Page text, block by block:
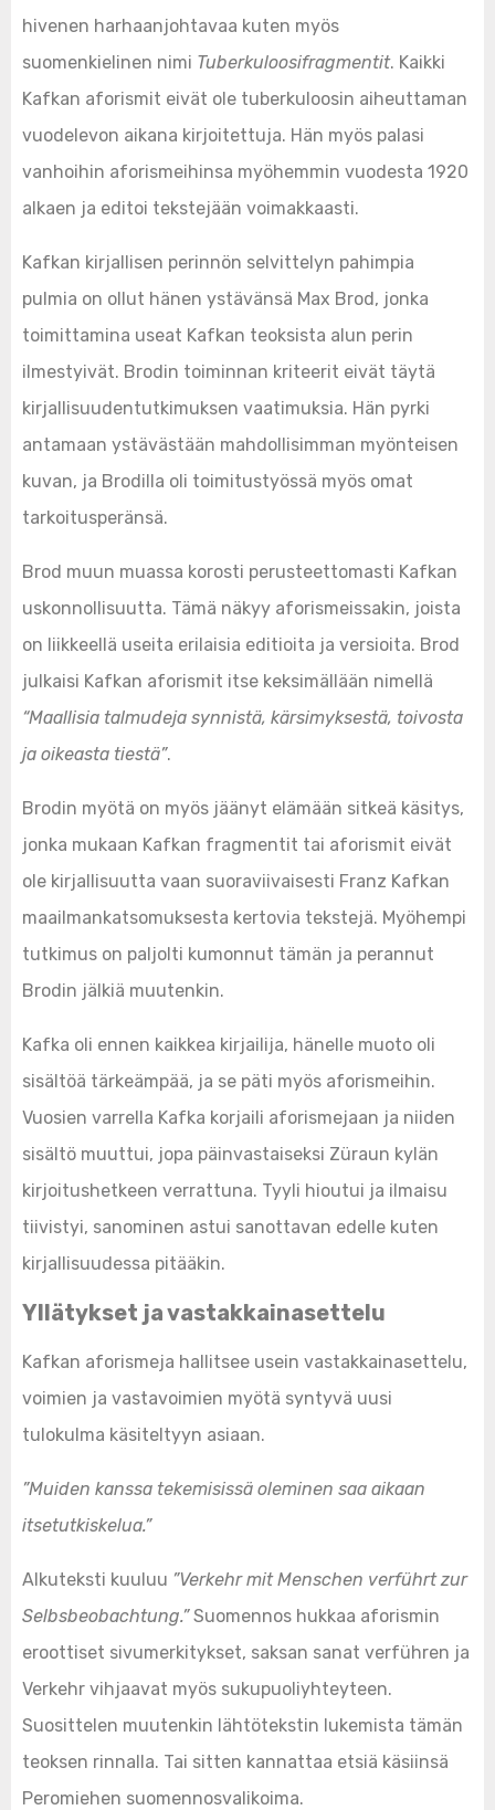
hivenen harhaanjohtavaa kuten myös
suomenkielinen nimi Tuberkuloosifragmentit. Kaikki
Kafkan aforismit eivät ole tuberkuloosin aiheuttaman
vuodelevon aikana kirjoitettuja. Hän myös palasi
vanhoihin aforismeihinsa myöhemmin vuodesta 1920
alkaen ja editoi tekstejään voimakkaasti.
Kafkan kirjallisen perinnön selvittelyn pahimpia
pulmia on ollut hänen ystävänsä Max Brod, jonka
toimittamina useat Kafkan teoksista alun perin
ilmestyivät. Brodin toiminnan kriteerit eivät täytä
kirjallisuudentutkimuksen vaatimuksia. Hän pyrki
antamaan ystävästään mahdollisimman myönteisen
kuvan, ja Brodilla oli toimitustyössä myös omat
tarkoitusperänsä.
Brod muun muassa korosti perusteettomasti Kafkan
uskonnollisuutta. Tämä näkyy aforismeissakin, joista
on liikkeellä useita erilaisia editioita ja versioita. Brod
julkaisi Kafkan aforismit itse keksimällään nimellä
“Maallisia talmudeja synnistä, kärsimyksestä, toivosta
ja oikeasta tiestä”.
Brodin myötä on myös jäänyt elämään sitkeä käsitys,
jonka mukaan Kafkan fragmentit tai aforismit eivät
ole kirjallisuutta vaan suoraviivaisesti Franz Kafkan
maailmankatsomuksesta kertovia tekstejä. Myöhempi
tutkimus on paljolti kumonnut tämän ja perannut
Brodin jälkiä muutenkin.
Kafka oli ennen kaikkea kirjailija, hänelle muoto oli
sisältöä tärkeämpää, ja se päti myös aforismeihin.
Vuosien varrella Kafka korjaili aforismejaan ja niiden
sisältö muuttui, jopa päinvastaiseksi Züraun kylän
kirjoitushetkeen verrattuna. Tyyli hioutui ja ilmaisu
tiivistyi, sanominen astui sanottavan edelle kuten
kirjallisuudessa pitääkin.
Yllätykset ja vastakkainasettelu
Kafkan aforismeja hallitsee usein vastakkainasettelu,
voimien ja vastavoimien myötä syntyvä uusi
tulokulma käsiteltyyn asiaan.
”Muiden kanssa tekemisissä oleminen saa aikaan
itsetutkiskelua.”
Alkuteksti kuuluu ”Verkehr mit Menschen verführt zur
Selbsbeobachtung.”Suomennos hukkaa aforismin
eroottiset sivumerkitykset, saksan sanat verführen ja
Verkehr vihjaavat myös sukupuoliyhteyteen.
Suosittelen muutenkin lähtötekstin lukemista tämän
teoksen rinnalla. Tai sitten kannattaa etsiä käsiinsä
Peromiehen suomennosvalikoima.